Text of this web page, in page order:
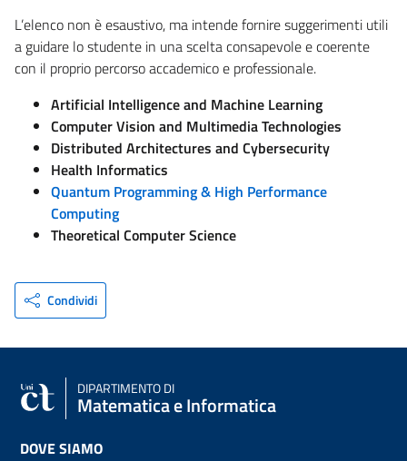
L’elenco non è esaustivo, ma intende fornire suggerimenti utili
a guidare lo studente in una scelta consapevole e coerente
con il proprio percorso accademico e professionale.
Artificial Intelligence and Machine Learning
Computer Vision and Multimedia Technologies
Distributed Architectures and Cybersecurity
Health Informatics
Quantum Programming & High Performance
Computing
Theoretical Computer Science
Condividi
DIPARTIMENTO DI
Matematica e Informatica
DOVE SIAMO